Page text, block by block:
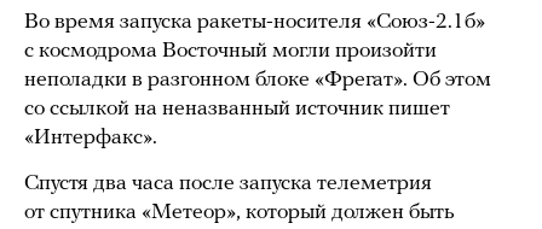
Во время запуска ракеты-носителя «Союз-2.1б»
с космодрома Восточный могли произойти
неполадки в разгонном блоке «Фрегат». Об этом
со ссылкой на неназванный источник пишет
«Интерфакс».
Спустя два часа после запуска телеметрия
от спутника «Метеор», который должен быть